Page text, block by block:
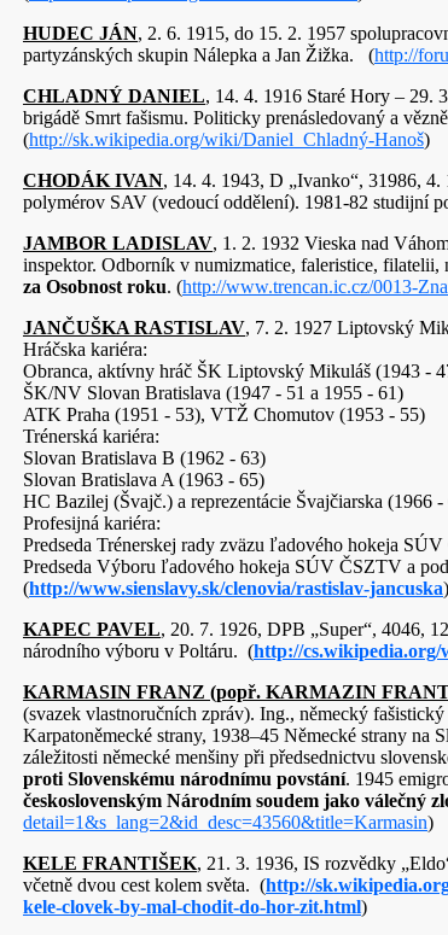
HUDEC JÁN, 2. 6. 1915, do 15. 2. 1957
partyzánských skupin Nálepka a Jan Žižka. (http://
CHLADNÝ DANIEL, 14. 4. 1916 Staré Hory – 29.
brigádě Smrt fašismu. Politicky prenásledovaný a
(http://sk.wikipedia.org/wiki/Daniel_Chladný-Hanoš)
CHODÁK IVAN, 14. 4. 1943, D „Ivanko“, 31986,
polymérov SAV (vedoucí oddělení). 1981-82 studijní
JAMBOR LADISLAV, 1. 2. 1932 Vieska nad
inspektor. Odborník v numizmatice, faleristice,
za Osobnost roku. (http://www.trencan.ic.cz/0013-
JANČUŠKA RASTISLAV, 7. 2. 1927 Liptovský
Hráčska kariéra:
Obranca, aktívny hráč ŠK Liptovský Mikuláš (1943 -
ŠK/NV Slovan Bratislava (1947 - 51 a 1955 - 61)
ATK Praha (1951 - 53), VTŽ Chomutov (1953 - 55)
Trénerská kariéra:
Slovan Bratislava B (1962 - 63)
Slovan Bratislava A (1963 - 65)
HC Bazilej (Švajč.) a reprezentácie Švajčiarska (1966 -
Profesijná kariéra:
Predseda Trénerskej rady zväzu ľadového hokeja
Predseda Výboru ľadového hokeja SÚV ČSZTV a
(http://www.sienslavy.sk/clenovia/rastislav-jancuska)
KAPEC PAVEL, 20. 7. 1926, DPB „Super“, 4046,
národního výboru v Poltáru. (http://cs.wikipedia.org/
KARMASIN FRANZ (popř. KARMAZIN
(svazek vlastnoručních zpráv). Ing., německý
Karpatoněmecké strany, 1938–45 Německé strany na
záležitosti německé menšiny při předsednictvu
proti Slovenskému národnímu povstání. 1945
československým Národním soudem jako válečný
detail=1&s_lang=2&id_desc=43560&title=Karmasin)
KELE FRANTIŠEK, 21. 3. 1936, IS rozvědky
včetně dvou cest kolem světa. (http://
kele-clovek-by-mal-chodit-do-hor-zit.html)